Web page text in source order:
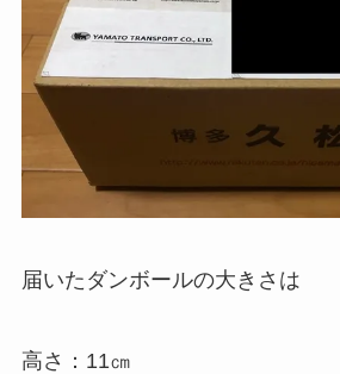
届いたダンボールの大きさは
高さ：11㎝